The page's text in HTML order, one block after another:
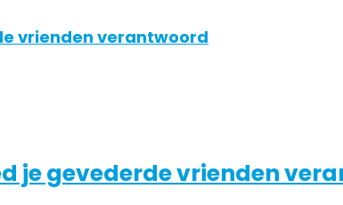
vrienden verantwoord
je gevederde vrienden